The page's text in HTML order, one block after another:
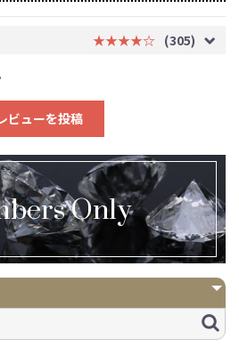
Only
★★★★☆ (305)
ビューを投稿